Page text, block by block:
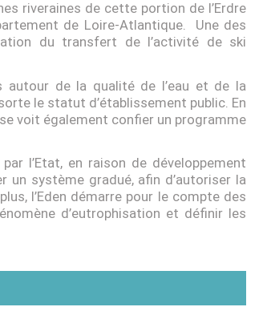
riveraines de cette portion de l’Erdre
de Loire‐Atlantique. Une des
du transfert de l’activité de ski
autour de la qualité de l’eau et de la
le statut d’établissement public. En
voit également confier un programme
l’Etat, en raison de développement
un système gradué, afin d’autoriser la
l’Eden démarre pour le compte des
d’eutrophisation et définir les